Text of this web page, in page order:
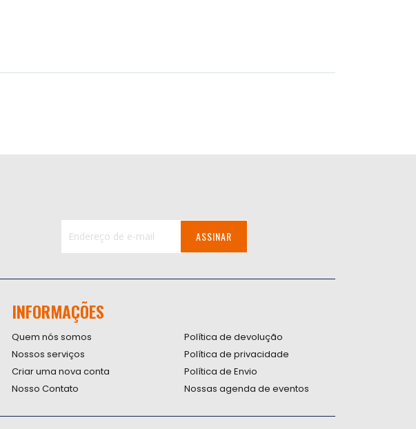
nossa
Newsletter:
ASSINAR
INFORMAÇÕES
Quem nós somos
Nossos serviços
Criar uma nova conta
Nosso Contato
Política de devolução
Política de privacidade
Política de Envio
Nossas agenda de eventos